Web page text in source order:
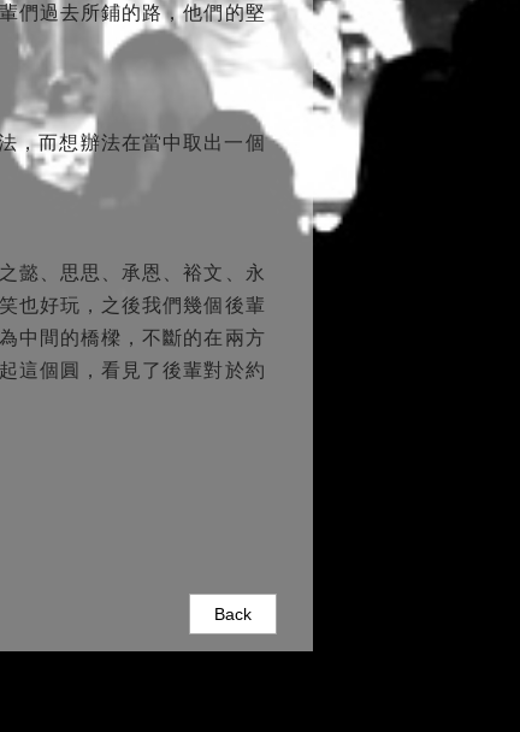
們過去所鋪的路，他們的堅
，而想辦法在當中取出一個
懿、思思、承恩、裕文、永
也好玩，之後我們幾個後輩
中間的橋樑，不斷的在兩方
這個圓，看見了後輩對於約
Back